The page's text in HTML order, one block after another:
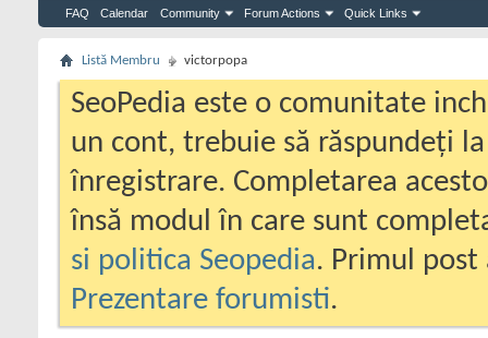
FAQ Calendar Community Forum Actions Quick Links
Listă Membru victorpopa
SeoPedia este o comunitate
un cont, trebuie să răspundeți
înregistrare. Completarea
însă modul în care sunt
si politica Seopedia. Primul
Prezentare forumisti.